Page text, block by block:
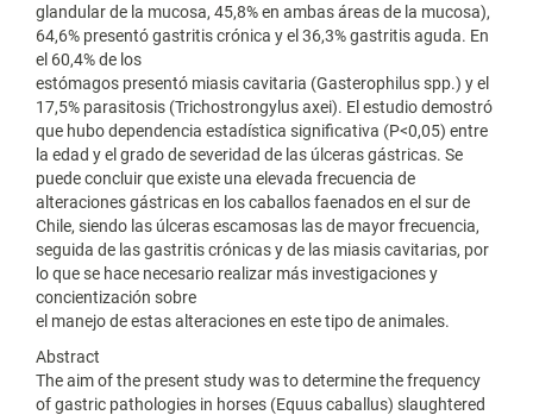
glandular de la mucosa, 45,8% en ambas áreas de la mucosa),
64,6% presentó gastritis crónica y el 36,3% gastritis aguda. En
el 60,4% de los
estómagos presentó miasis cavitaria (Gasterophilus spp.) y el
17,5% parasitosis (Trichostrongylus axei). El estudio demostró
que hubo dependencia estadística significativa (P<0,05) entre
la edad y el grado de severidad de las úlceras gástricas. Se
puede concluir que existe una elevada frecuencia de
alteraciones gástricas en los caballos faenados en el sur de
Chile, siendo las úlceras escamosas las de mayor frecuencia,
seguida de las gastritis crónicas y de las miasis cavitarias, por
lo que se hace necesario realizar más investigaciones y
concientización sobre
el manejo de estas alteraciones en este tipo de animales.
Abstract
The aim of the present study was to determine the frequency
of gastric pathologies in horses (Equus caballus) slaughtered